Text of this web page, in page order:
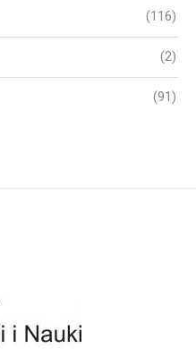
(116)
(2)
(91)